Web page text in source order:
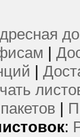
|
|
|
: